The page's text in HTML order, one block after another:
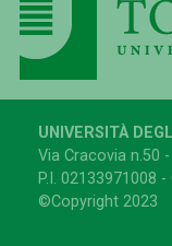
UNIVERSITÀ
Via Cracovia n.50
P.I. 02133971008 -
©Copyright 2023